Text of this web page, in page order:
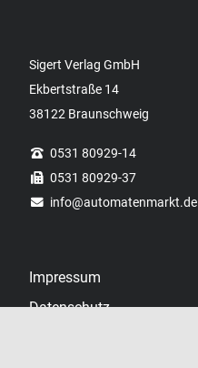
Sigert Verlag GmbH
Ekbertstraße 14
38122 Braunschweig
0531 80929-14
0531 80929-37
info@automatenmarkt.de
Impressum
Datenschutz